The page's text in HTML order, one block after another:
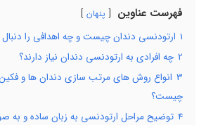
فهرست عناوین پنهان
1 ارتودنسی دندان چیست و چه اهدافی را
2 چه افرادی به ارتودنسی دندان نیاز دارند؟
3 انواع روش های مرتب سازی دندان ها و
چیست؟
4 توضیح مراحل ارتودنسی به زبان ساده و به